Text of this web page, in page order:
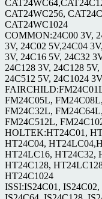
CAT24WC256,
CAT24WC1024
COMMON:24C00 3V,
3V, 24C02 5V,24C04
3V, 24C16 5V, 24C32
24C128 3V, 24C128
24C512 5V, 24C1024
FM24C05L,
FM24C32L,
FM24C512L,
HOLTEK:HT24C01,
HT24C04,
HT24LC16, HT24C32,
HT24C128,
HT24C1024
ISSI:IS24C01,